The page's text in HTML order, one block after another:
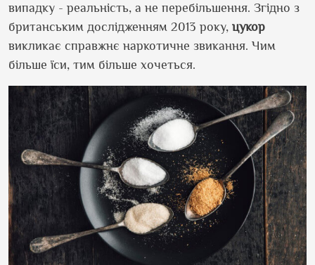
випадку - реальність, а не перебільшення. Згідно з
британським дослідженням 2013 року, цукор
викликає справжнє наркотичне звикання. Чим
більше їси, тим більше хочеться.